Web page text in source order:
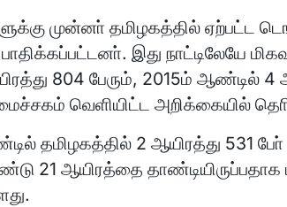
முன்னா் தமிழகத்தில் ஏற்பட்ட
இது நாட்டிலேயே
804 பேரும், 2015ம் ஆண்டில் 4
வெளியிட்ட அறிக்கையில்
தமிழகத்தில் 2 ஆயிரத்து 531 போ்
21 ஆயிரத்தை